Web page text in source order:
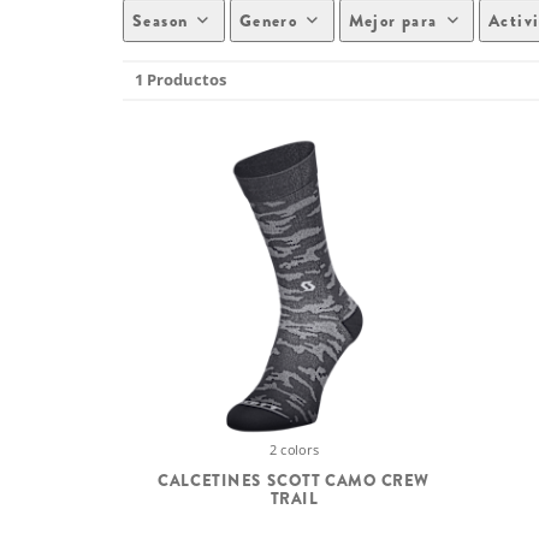
Season Genero Mejor para
1 Productos
2 colors
CALCETINES SCOTT CAMO CREW
TRAIL